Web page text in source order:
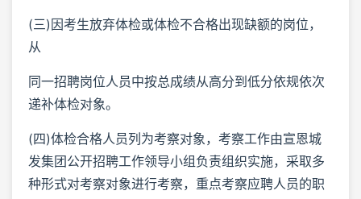
(三)因考生放弃体检或体检不合格出现缺额的岗位，
从
同一招聘岗位人员中按总成绩从高分到低分依规依次
递补体检对象。
(四)体检合格人员列为考察对象，考察工作由宣恩城
发集团公开招聘工作领导小组负责组织实施，采取多
种形式对考察对象进行考察，重点考察应聘人员的职